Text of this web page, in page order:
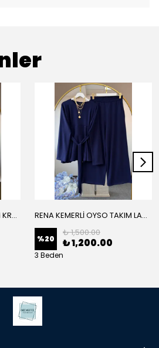
RENA KEMERLİ OYSO TAKIM KREM RENA KEMERLİ OYSO TAKIM LACİVERT
%20
₺ 1,500.00
₺ 1,200.00
3 Beden